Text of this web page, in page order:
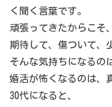
く聞く言葉です。
頑張ってきたからこそ、
期待して、傷ついて、
そんな気持ちになるの
婚活が怖くなるのは、
30代になると、